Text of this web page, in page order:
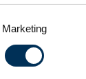
Marketing